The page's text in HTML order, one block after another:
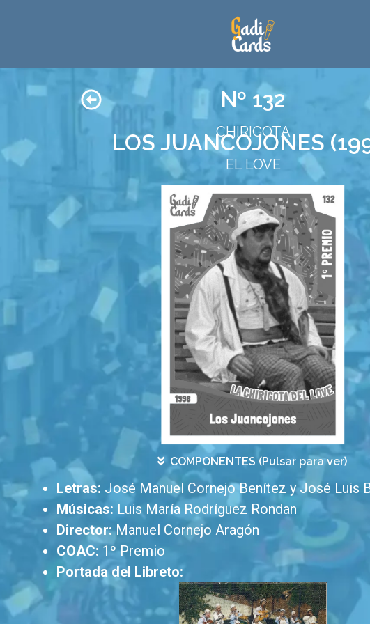
Nº 132
CHIRIGOTA
LOS JUANCOJONES
EL LOVE
COMPONENTES (Pulsar para ver)
Letras: José Manuel Cornejo Benítez y José Luis
Músicas: Luis María Rodríguez Rondan
Director:Manuel Cornejo Aragón
COAC: 1º Premio
Portada del Libreto: